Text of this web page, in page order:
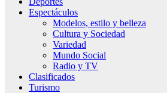
Espectáculos
Modelos, estilo y belleza
Cultura y Sociedad
Variedad
Mundo Social
Radio y TV
Clasificados
Turismo